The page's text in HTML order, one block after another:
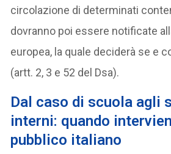
circolazione di determinati
dovranno poi essere notificate
europea, la quale deciderà se e
(artt. 2, 3 e 52 del Dsa).
Dal caso di scuola agli
interni: quando
pubblico italiano